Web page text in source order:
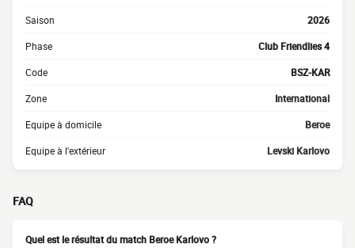
Saison 2026
Phase Club Friendlies 4
Code BSZ-KAR
Zone International
Equipe à domicile Beroe
Equipe à l'extérieur Levski Karlovo
FAQ
Quel est le résultat du match Beroe Karlovo ?